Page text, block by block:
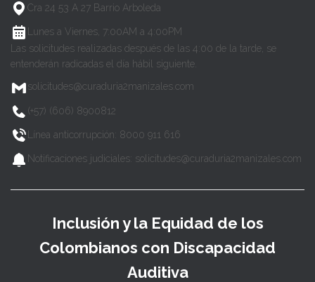
Cra 24 53 A 27 Barrio Arboleda
Lunes a Viernes, 7:00AM a 4:00PM
Las solicitudes realizadas después de las 4:00 de la tarde, se
entenderán radicadas el día hábil siguiente.
solicitudes@curaduria2manizales.com
(+57) (606) 8900812
Línea anticorrupción: 8000 911 616
Notificaciones judiciales: solicitudes@curaduria2manizales.com
Inclusión y la Equidad de los
Colombianos con Discapacidad
Auditiva